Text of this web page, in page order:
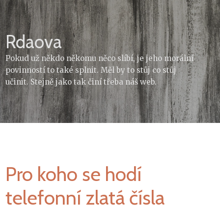
Skip
to
content
Rdaova
Pokud už někdo někomu něco slíbí, je jeho morální
povinností to také splnit. Měl by to stůj co stůj
učinit. Stejně jako tak činí třeba náš web.
Pro koho se hodí
telefonní zlatá čísla